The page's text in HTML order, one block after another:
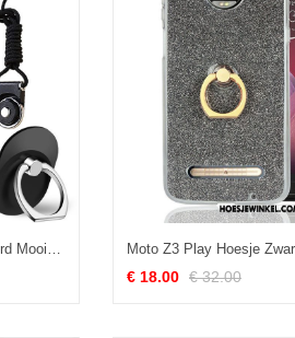
Moto Z3 Play Hoesje Geschilderd Mooie Hoes, Moto Z3 Play Hoesje Anti-fall Mobiele Telefoon
€ 18.00 € 32.00